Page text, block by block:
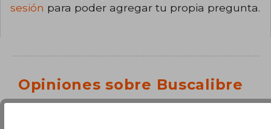
sesión para poder agregar tu propia pregunta.
Opiniones sobre Buscalibre